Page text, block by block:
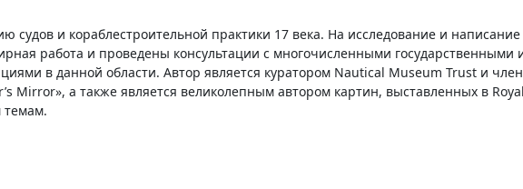
судов и кораблестроительной практики 17 века. На исследование и
работа и проведены консультации с многочисленными
в данной области. Автор является куратором Nautical Museum Trust и
Mirror», а также является великолепным автором картин, выставленных в
темам.